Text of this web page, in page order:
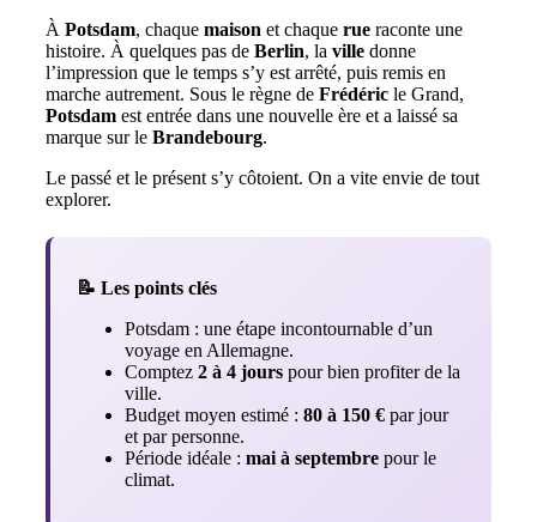
À Potsdam, chaque maison et chaque rue raconte une
histoire. À quelques pas de Berlin, la ville donne
l’impression que le temps s’y est arrêté, puis remis en
marche autrement. Sous le règne de Frédéric le Grand,
Potsdam est entrée dans une nouvelle ère et a laissé sa
marque sur le Brandebourg.
Le passé et le présent s’y côtoient. On a vite envie de tout
explorer.
📝 Les points clés
Potsdam : une étape incontournable d’un
voyage en Allemagne.
Comptez 2 à 4 jours pour bien profiter de la
ville.
Budget moyen estimé : 80 à 150 € par jour
et par personne.
Période idéale : mai à septembre pour le
climat.